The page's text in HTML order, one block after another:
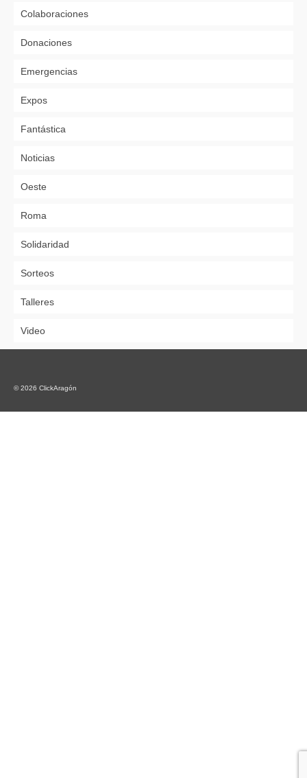
Colaboraciones
Donaciones
Emergencias
Expos
Fantástica
Noticias
Oeste
Roma
Solidaridad
Sorteos
Talleres
Video
© 2026 ClickAragón